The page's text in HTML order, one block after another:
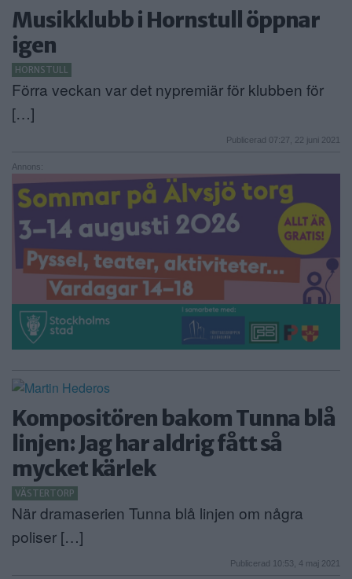
Musikklubb i Hornstull öppnar
igen
HORNSTULL
Förra veckan var det nypremiär för klubben för
[…]
Publicerad 07:27, 22 juni 2021
Annons:
Kompositören bakom Tunna blå
linjen: Jag har aldrig fått så
mycket kärlek
VÄSTERTORP
När dramaserien Tunna blå linjen om några
poliser […]
Publicerad 10:53, 4 maj 2021